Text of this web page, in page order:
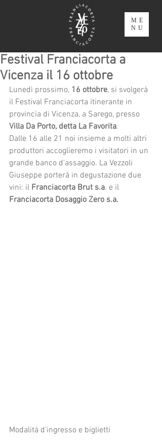
ME
NU
Festival Franciacorta a
Vicenza il 16 ottobre
Lunedì prossimo, 16 ottobre, si svolgerà
il Festival Franciacorta itinerante in
provincia di Vicenza, a Sarego, presso
Villa Da Porto, detta La Favorita.
Dalle 16 alle 21 noi insieme a molti altri
produttori accoglieremo i visitatori in un
grande banco d'assaggio. La Vezzoli
Giuseppe porterà in degustazione due
vini: il Franciacorta Brut s.a. e il
Franciacorta Dosaggio Zero s.a.
Modalità d'ingresso e biglietti